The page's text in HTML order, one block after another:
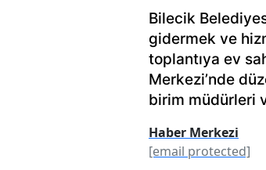
Bilecik
gidermek ve
toplantıya ev
Merkezi’nde
birim müdürleri
Haber Merkezi
[email protected]